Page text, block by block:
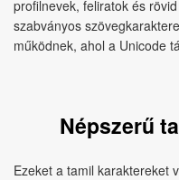
profilnevek, feliratok és
szabványos
működnek, ahol a Unicode
Népszerű
Ezeket a tamil karaktereket